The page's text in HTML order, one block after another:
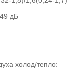
дБ
холод/тепло: